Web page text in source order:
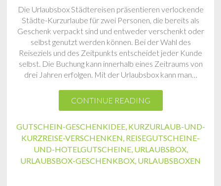
Die Urlaubsbox Städtereisen präsentieren verlockende
Städte-Kurzurlaube für zwei Personen, die bereits als
Geschenk verpackt sind und entweder verschenkt oder
selbst genutzt werden können. Bei der Wahl des
Reiseziels und des Zeitpunkts entscheidet jeder Kunde
selbst. Die Buchung kann innerhalb eines Zeitraums von
drei Jahren erfolgen. Mit der Urlaubsbox kann man…
CONTINUE READING
GUTSCHEIN-GESCHENKIDEE, KURZURLAUB-UND-
KURZREISE-VERSCHENKEN, REISEGUTSCHEINE-
UND-HOTELGUTSCHEINE, URLAUBSBOX,
URLAUBSBOX-GESCHENKBOX, URLAUBSBOXEN